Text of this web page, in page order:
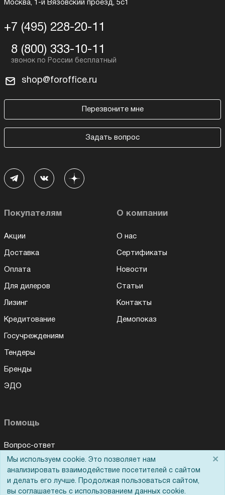
Москва, 1-й Вязовский проезд, 5с1
+7 (495) 228-20-11
8 (800) 333-10-11
shop@foroffice.ru
Перезвоните мне
Задать вопрос
Покупателям
Акции
Доставка
Оплата
Для дилеров
Лизинг
Кредитование
Госучреждениям
Тендеры
Бренды
ЭДО
О компании
О нас
Сертификаты
Новости
Статьи
Контакты
Демопоказ
Помощь
Вопрос-ответ
Реквизиты
Гарантии и возврат
Мы используем cookie. Это позволяет нам
анализировать взаимодействие посетителей с сайтом
и делать его лучше. Продолжая пользоваться сайтом,
вы соглашаетесь с использованием данных cookie.
×